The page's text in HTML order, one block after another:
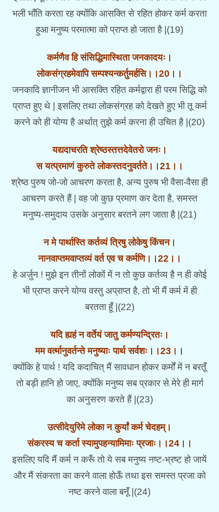
भली भाँति करता रह क्योंकि आसक्ति से रहित होकर कर्म करता
हुआ मनुष्य परमात्मा को प्राप्त हो जाता है |(19)
कर्मणैव हि संसिद्धिमास्थिता जनकादयः।
लोकसंग्रहमेवापि सम्पश्यन्कर्तुमर्हसि।।20।।
जनकादि ज्ञानीजन भी आसक्ति रहित कर्मद्वारा ही परम सिद्धि को
प्राप्त हुए थे | इसलिए तथा लोकसंग्रह को देखते हुए भी तू कर्म
करने को ही योग्य है अर्थात् तुझे कर्म करना ही उचित है |(20)
यद्यदाचरति श्रेष्ठस्तत्तदेवेतरो जनः।
स यत्प्रमाणं कुरुते लोकस्तदनुवर्तते।।21।।
श्रेष्ठ पुरुष जो-जो आचरण करता है, अन्य पुरुष भी वैसा-वैसा ही
आचरण करते हैं | वह जो कुछ प्रमाण कर देता है, समस्त
मनुष्य-समुदाय उसके अनुसार बरतने लग जाता है |(21)
न मे पार्थास्ति कर्तव्यं त्रिषु लोकेषु किंचन।
नानवाप्तमवाप्तव्यं वर्त एव च कर्मणि।।22।।
हे अर्जुन ! मुझे इन तीनों लोकों में न तो कुछ कर्तव्य है न ही कोई
भी प्राप्त करने योग्य वस्तु अप्राप्त है, तो भी मैं कर्म में ही
बरतता हूँ |(22)
यदि ह्यहं न वर्तेयं जातु कर्मण्यन्द्रितः।
मम वर्त्मानुवर्तन्ते मनुष्याः पार्थ सर्वशः।।23।।
क्योंकि हे पार्थ ! यदि कदाचित् मैं सावधान होकर कर्मों में न बरतूँ
तो बड़ी हानि हो जाए, क्योंकि मनुष्य सब प्रकार से मेरे ही मार्ग
का अनुसरण करते हैं |(23)
उत्सीदेयुरिमे लोका न कुर्यां कर्म चेदहम्।
संकरस्य च कर्ता स्यामुपहन्यामिमाः प्रजाः।।24।।
इसलिए यदि मैं कर्म न करूँ तो ये सब मनुष्य नष्ट-भ्रष्ट हो जायें
और मैं संकरता का करने वाला होऊँ तथा इस समस्त प्रजा को
नष्ट करने वाला बनूँ |(24)